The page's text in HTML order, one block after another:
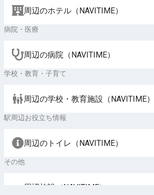
周辺のホテル（NAVITIME）
病院・医療
周辺の病院（NAVITIME）
学校・教育・子育て
周辺の学校・教育施設（NAVITIME）
駅周辺お役立ち情報
周辺のトイレ（NAVITIME）
その他
周辺施設（NAVITIME）